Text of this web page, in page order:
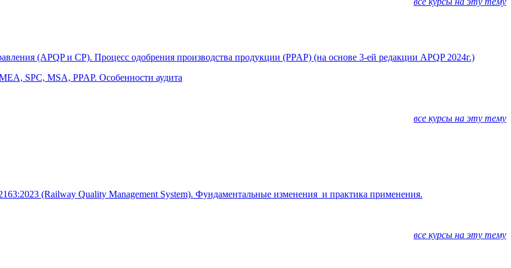
(APQP и CP). Процесс одобрения производства продукции (PPAP) (на основе 3-ей редакции APQP 2024г.)
SPC, MSA, PPAP. Особенности аудита
все курсы на эту тему
(Railway Quality Management System). Фундаментальные изменения и практика применения.
все курсы на эту тему